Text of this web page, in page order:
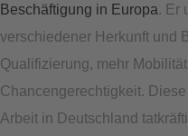
Beschäftigung in Europa. Er
verschiedener Herkunft und
Qualifizierung, mehr
Chancengerechtigkeit.
Arbeit in Deutschland